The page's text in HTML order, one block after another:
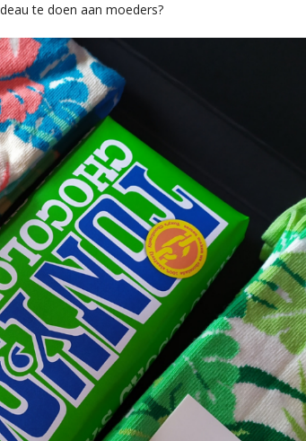
te doen aan moeders?